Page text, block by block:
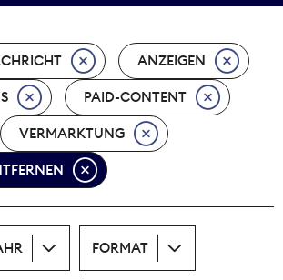
Nachhaltigkeit
Nachwuchs
Nova Award
Print
ANZEIGEN
PAID-CONTENT
VERMARKTUNG
FORMAT